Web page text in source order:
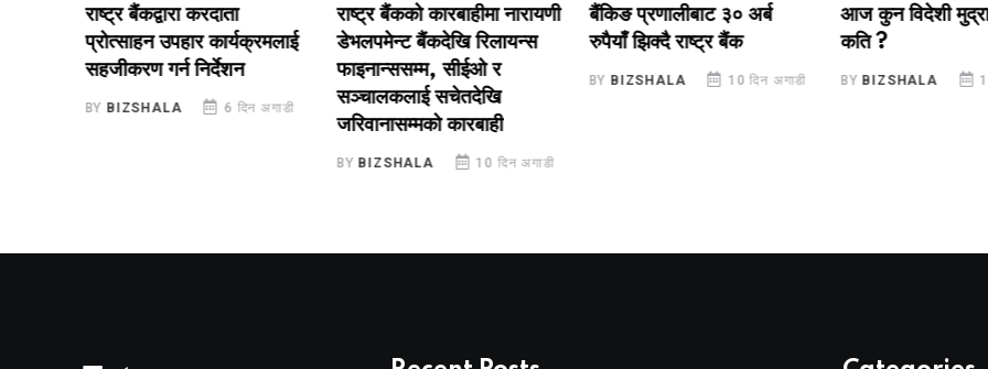
राष्ट्र बैंकद्वारा करदाता
प्रोत्साहन उपहार कार्यक्रमलाई
सहजीकरण गर्न निर्देशन
BIZSHALA 6 दिन अगाडी
राष्ट्र बैंकको कारबाहीमा नारायणी
डेभलपमेन्ट बैंकदेखि रिलायन्स
फाइनान्ससम्म, सीईओ र
सञ्चालकलाई सचेतदेखि
जरिवानासम्मको कारबाही
BIZSHALA 10 दिन अगाडी
बैंकिङ प्रणालीबाट ३० अर्ब
रुपैयाँ झिक्दै राष्ट्र बैंक
BIZSHALA 10 दिन अगाडी
आज कुन विदेशी मुद्रा
कति ?
BIZSHALA 10